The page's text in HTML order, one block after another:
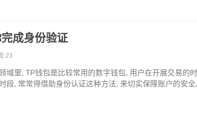
成身份验证
:23
域里, TP钱包是比较常用的数字钱包, 用户在开展交易的
段, 常常得借助身份认证这种方法, 来切实保障账户的安